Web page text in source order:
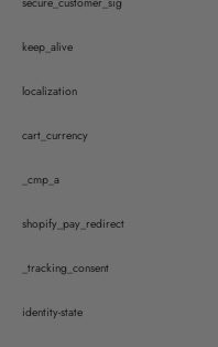
keep_alive
localization
cart_currency
_cmp_a
shopify_pay_redirect
_tracking_consent
identity-state